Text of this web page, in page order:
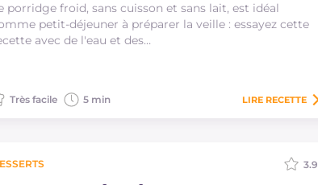
porridge froid, sans cuisson et sans lait, est idéal
petit-déjeuner à préparer la veille : essayez cette
avec de l'eau et des…
Très facile 5 min LIRE RECETTE
3.9